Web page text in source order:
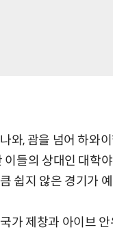
와, 괌을 넘어 하와
이들의 상대인 대학
쉽지 않은 경기가
가 제창과 아이브